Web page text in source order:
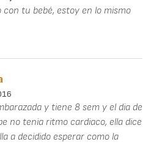
tu bebé, estoy en lo mismo
y tiene 8 sem y el dia de
no tenia ritmo cardiaco, ella dice
a decidido esperar como la